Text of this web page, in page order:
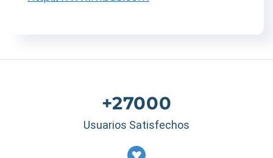
+27000
Usuarios Satisfechos